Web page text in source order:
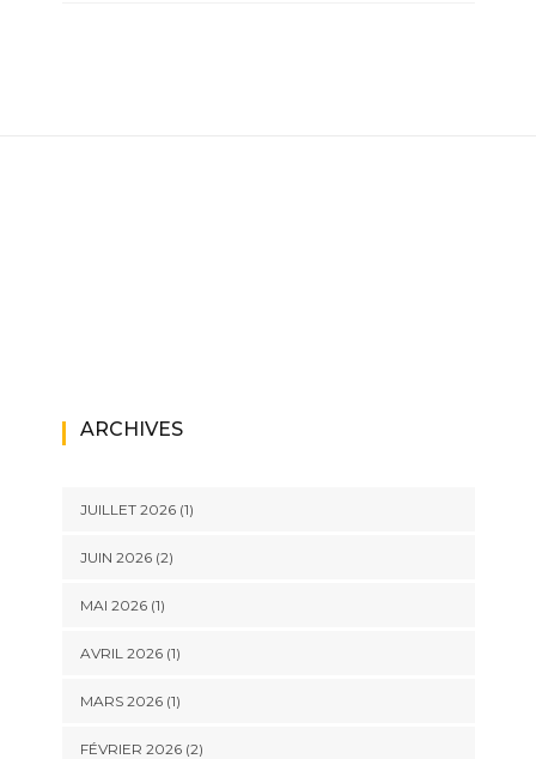
ARCHIVES
JUILLET 2026(1)
JUIN 2026(2)
MAI 2026(1)
AVRIL 2026(1)
MARS 2026(1)
FÉVRIER 2026(2)